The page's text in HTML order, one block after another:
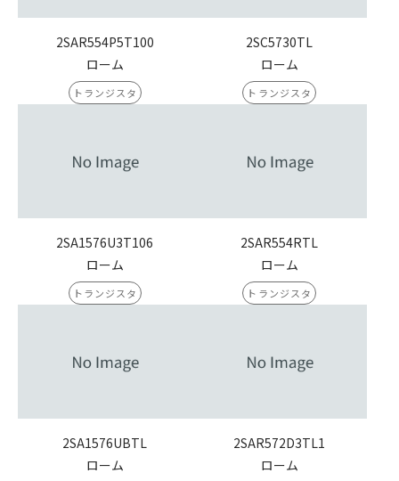
2SAR554P5T100
ローム
トランジスタ
2SC5730TL
ローム
トランジスタ
2SA1576U3T106
ローム
トランジスタ
2SAR554RTL
ローム
トランジスタ
2SA1576UBTL
ローム
2SAR572D3TL1
ローム